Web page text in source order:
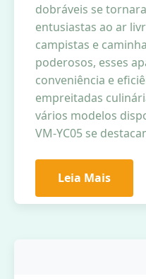
dobráveis se
entusiastas ao ar
campistas e
poderosos, esses
conveniência e
empreitadas
vários modelos
VM-YC05 se
Leia Mais